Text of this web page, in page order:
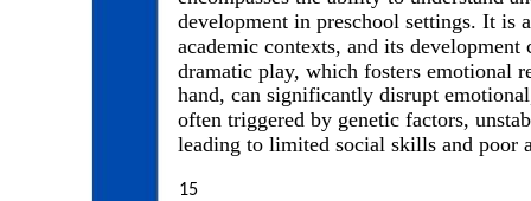
15
development in preschool settings. It is
academic contexts, and its
dramatic play, which fosters emotional
hand, can significantly disrupt
often triggered by genetic factors,
leading to limited social skills and poor